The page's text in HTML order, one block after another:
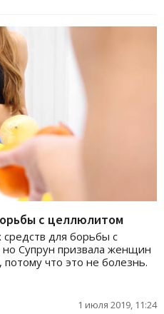
с целлюлитом
для борьбы с
Супрун призвала женщин
что это не болезнь.
1 июля 2019, 11:24